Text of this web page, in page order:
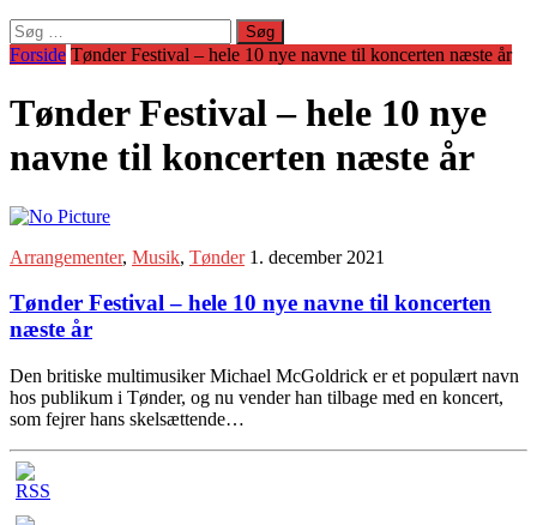
Søg
efter:
Forside Tønder Festival – hele 10 nye navne til koncerten næste år
Tønder Festival – hele 10 nye
navne til koncerten næste år
Arrangementer, Musik, Tønder 1. december 2021
Tønder Festival – hele 10 nye navne til koncerten
næste år
Den britiske multimusiker Michael McGoldrick er et populært navn
hos publikum i Tønder, og nu vender han tilbage med en koncert,
som fejrer hans skelsættende…